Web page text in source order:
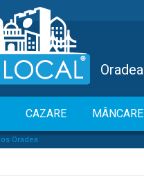
Oradea
CAZARE MÂNCARE
Oradea